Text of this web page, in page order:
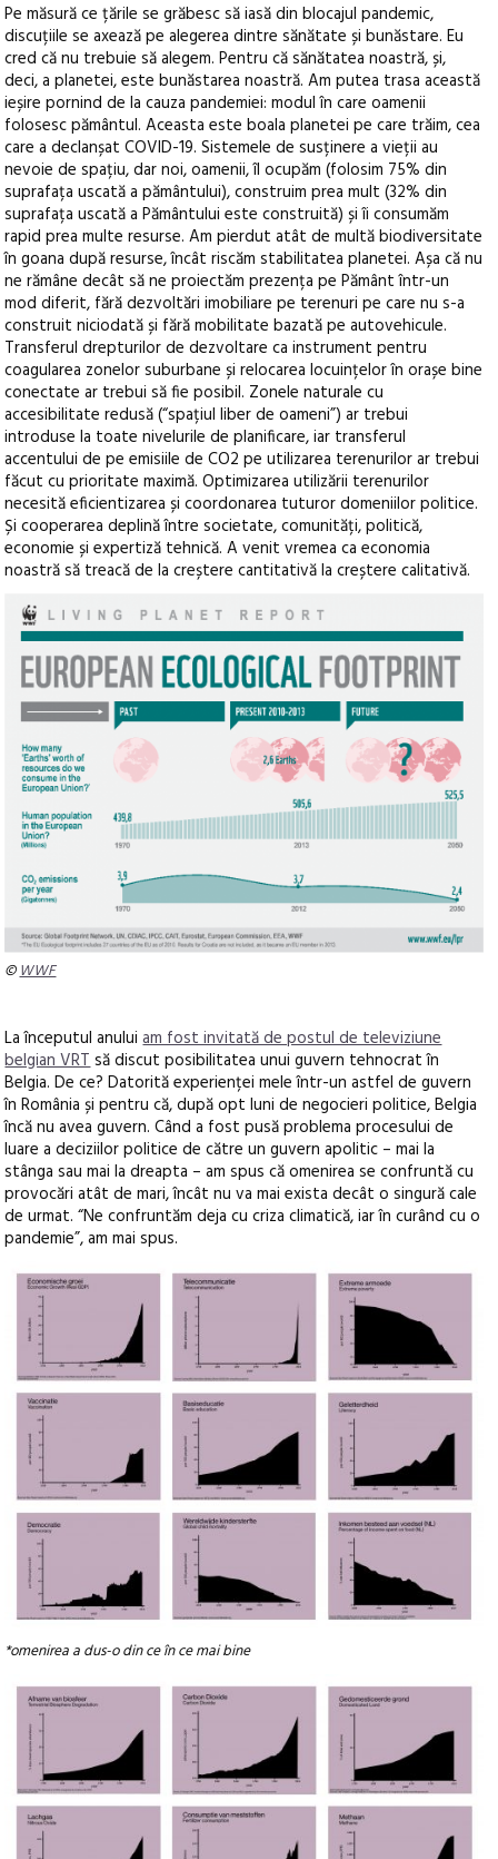
Pe măsură ce țările se grăbesc să iasă din blocajul pandemic,
discuțiile se axează pe alegerea dintre sănătate și bunăstare. Eu
cred că nu trebuie să alegem. Pentru că sănătatea noastră, și,
deci, a planetei, este bunăstarea noastră. Am putea trasa această
ieșire pornind de la cauza pandemiei: modul în care oamenii
folosesc pământul. Aceasta este boala planetei pe care trăim, cea
care a declanșat COVID-19.Sistemele de susținere a vieții au
nevoie de spațiu, dar noi, oamenii, îl ocupăm (folosim 75% din
suprafața uscată a pământului), construim prea mult (32% din
suprafața uscată a Pământului este construită) și îi consumăm
rapid prea multe resurse. Am pierdut atât de multă biodiversitate
în goana după resurse, încât riscăm stabilitatea planetei. Așa că nu
ne rămâne decât să ne proiectăm prezența pe Pământ într-un
mod diferit, fără dezvoltări imobiliare pe terenuri pe care nu s-a
construit niciodată și fără mobilitate bazată pe autovehicule.
Transferul drepturilor de dezvoltare ca instrument pentru
coagularea zonelor suburbane și relocarea locuințelor în orașe bine
conectate ar trebui să fie posibil. Zonele naturale cu
accesibilitate redusă (“spațiul liber de oameni”) ar trebui
introduse la toate nivelurile de planificare, iar transferul
accentului de pe emisiile de CO2 pe utilizarea terenurilor ar trebui
făcut cu prioritate maximă. Optimizarea utilizării terenurilor
necesită eficientizarea și coordonarea tuturor domeniilor politice.
Și cooperarea deplină între societate, comunități, politică,
economie și expertiză tehnică. A venit vremea ca economia
noastră să treacă de la creștere cantitativă la creștere calitativă.
©WWF
La începutul anuluiam fost invitată de postul de televiziune
belgian VRTsă discut posibilitatea unui guvern tehnocrat în
Belgia. De ce? Datorită experienței mele într-un astfel de guvern
în România și pentru că, după opt luni de negocieri politice, Belgia
încă nu avea guvern. Când a fost pusă problema procesului de
luare a deciziilor politice de către un guvern apolitic – mai la
stânga sau mai la dreapta – am spus că omenirea se confruntă cu
provocări atât de mari, încât nu va mai exista decât o singură cale
de urmat. “Ne confruntăm deja cu criza climatică, iar în curând cu o
pandemie”, am mai spus.
*omenirea a dus-o din ce în ce mai bine